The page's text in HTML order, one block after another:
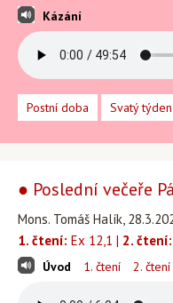
Kázání
Postní doba Svatý týden
● Poslední večeře
Mons. Tomáš Halík,
1. čtení: Ex 12,1 | 2. čtení:
Úvod 1. čtení 2. čtení